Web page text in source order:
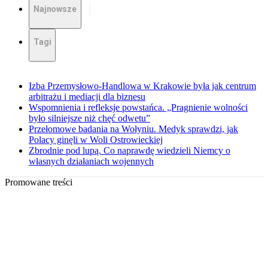
Najnowsze
Tagi
Izba Przemysłowo-Handlowa w Krakowie była jak centrum
arbitrażu i mediacji dla biznesu
Wspomnienia i refleksje powstańca. „Pragnienie wolności
było silniejsze niż chęć odwetu”
Przełomowe badania na Wołyniu. Medyk sprawdzi, jak
Polacy ginęli w Woli Ostrowieckiej
Zbrodnie pod lupą. Co naprawdę wiedzieli Niemcy o
własnych działaniach wojennych
Promowane treści